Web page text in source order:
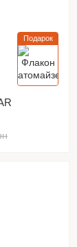
Подарок